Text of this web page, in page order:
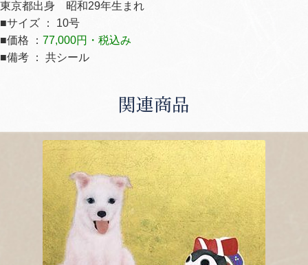
東京都出身 昭和29年生まれ
■サイズ ： 10号
■価格 ： 77,000円・税込み
■備考 ： 共シール
関連商品